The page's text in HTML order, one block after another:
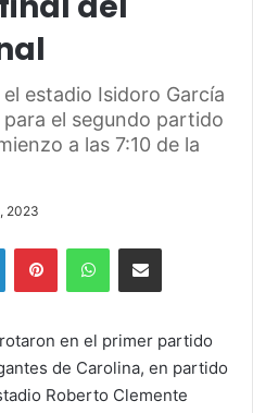
estadio Isidoro García
el segundo partido
a las 7:10 de la
2023
LinkedInPinterestWhatsAppShare via Email
en el primer partido
de Carolina, en partido
Roberto Clemente